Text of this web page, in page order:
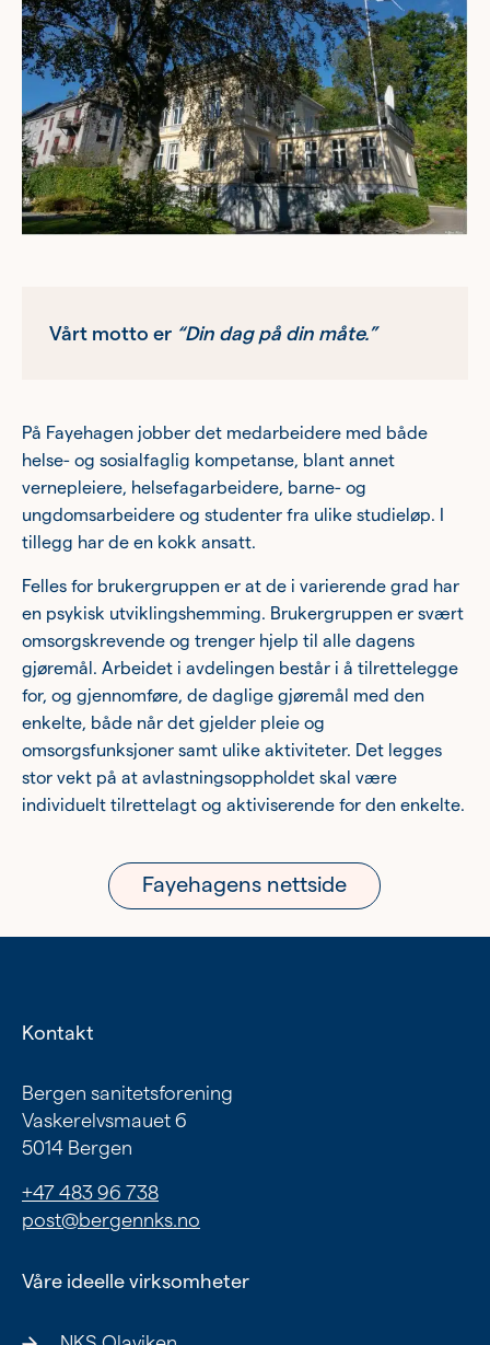
Vårt motto er “Din dag på din måte.”
På Fayehagen jobber det medarbeidere med både
helse- og sosialfaglig kompetanse, blant annet
vernepleiere, helsefagarbeidere, barne- og
ungdomsarbeidere og studenter fra ulike studieløp. I
tillegg har de en kokk ansatt.
Felles for brukergruppen er at de i varierende grad har
en psykisk utviklingshemming. Brukergruppen er svært
omsorgskrevende og trenger hjelp til alle dagens
gjøremål. Arbeidet i avdelingen består i å tilrettelegge
for, og gjennomføre, de daglige gjøremål med den
enkelte, både når det gjelder pleie og
omsorgsfunksjoner samt ulike aktiviteter. Det legges
stor vekt på at avlastningsoppholdet skal være
individuelt tilrettelagt og aktiviserende for den enkelte.
Fayehagens nettside
Kontakt
Bergen sanitetsforening
Vaskerelvsmauet 6
5014 Bergen
+47 483 96 738
post@bergennks.no
Våre ideelle virksomheter